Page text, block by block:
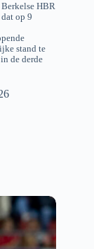
HBR
op 9
stand te
de derde